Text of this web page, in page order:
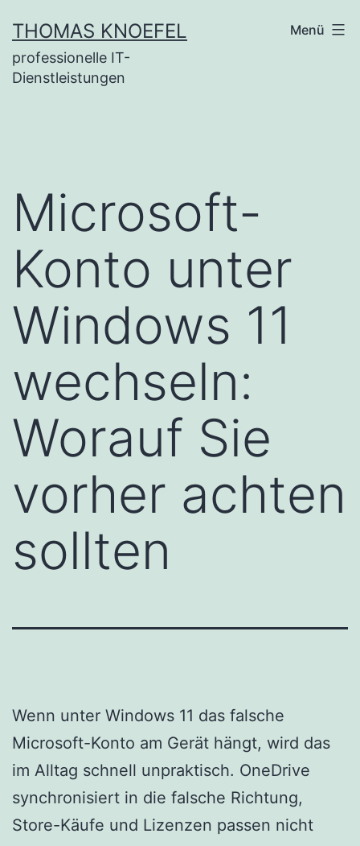
Inhalt
springen
THOMAS KNOEFEL
professionelle IT-
Dienstleistungen
Menü
Microsoft-
Konto unter
Windows 11
wechseln:
Worauf Sie
vorher achten
sollten
Wenn unter Windows 11 das falsche
Microsoft-Konto am Gerät hängt, wird das
im Alltag schnell unpraktisch. OneDrive
synchronisiert in die falsche Richtung,
Store-Käufe und Lizenzen passen nicht